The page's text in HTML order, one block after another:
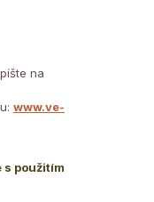
na
www.ve-
použitím